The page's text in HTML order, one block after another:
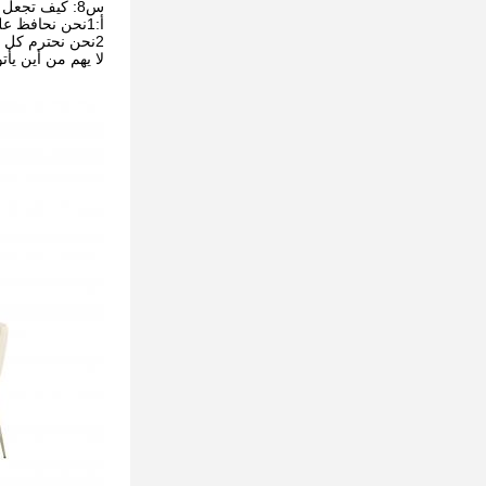
س8: كيف تجعل أعمالنا طويلة الأجل وعلاقة جيدة؟
أ:1نحن نحافظ على جودة جيدة وسعر تنافسي لضمان استفادة عملائنا ؛
2نحن نحترم كل عميل كصديق لنا ونحن نقوم بأعمالنا بصدق ونصنع صداقات معهم
لا يهم من أين